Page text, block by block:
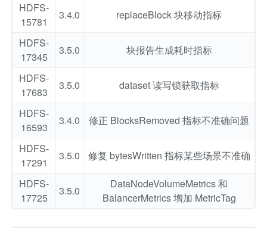
HDFS-
15781
3.4.0 replaceBlock 块移动指标
HDFS-
17345
3.5.0 块报告生成耗时指标
HDFS-
17683
3.5.0 dataset 读写锁获取指标
HDFS-
16593
3.4.0 修正 BlocksRemoved 指标不准确问题
HDFS-
17291
3.5.0 修复 bytesWritten 指标某些场景不准确
HDFS-
17725
3.5.0
DataNodeVolumeMetrics 和
BalancerMetrics 增加 MetricTag